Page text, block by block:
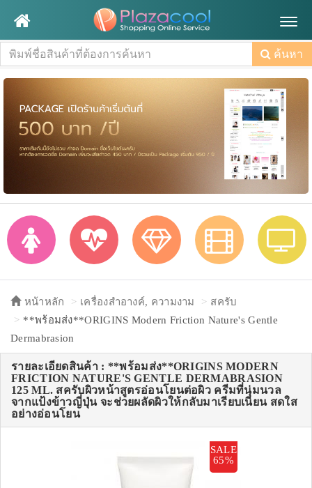
ค้นหา
หน้าหลัก เครื่องสำอางค์, ความงาม
สครับ
**พร้อมส่ง**ORIGINS Modern Friction Nature's Gentle
Dermabrasion
รายละเอียดสินค้า : **พร้อมส่ง**ORIGINS MODERN
FRICTION NATURE'S GENTLE DERMABRASION
125 ML. สครับผิวหน้าสูตรอ่อนโยนต่อผิว ครีมที่นุ่มนวล
จากแป้งข้าวญี่ปุ่น จะช่วยผลัดผิวให้กลับมาเรียบเนียน สดใส
อย่างอ่อนโยน
SALE
65%